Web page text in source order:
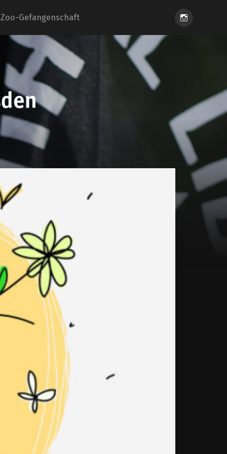
Zoo-Gefangenschaft Instagram